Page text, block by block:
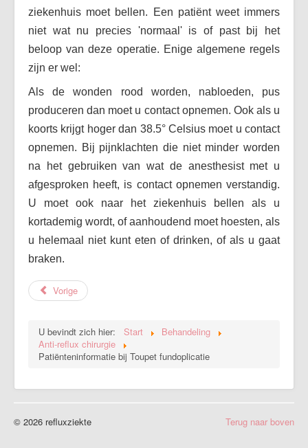
ziekenhuis moet bellen. Een patiënt weet immers
niet wat nu precies 'normaal' is of past bij het
beloop van deze operatie. Enige algemene regels
zijn er wel:
Als de wonden rood worden, nabloeden, pus
produceren dan moet u contact opnemen. Ook als u
koorts krijgt hoger dan 38.5° Celsius moet u contact
opnemen. Bij pijnklachten die niet minder worden
na het gebruiken van wat de anesthesist met u
afgesproken heeft, is contact opnemen verstandig.
U moet ook naar het ziekenhuis bellen als u
kortademig wordt, of aanhoudend moet hoesten, als
u helemaal niet kunt eten of drinken, of als u gaat
braken.
Vorige
U bevindt zich hier: Start
Behandeling
Anti-reflux chirurgie
Patiënteninformatie bij Toupet fundoplicatie
Terug naar boven
© 2026 refluxziekte